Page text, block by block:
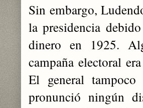
Sin embargo,
la presidencia
dinero en 1925.
campaña electoral
El general
pronunció ningún